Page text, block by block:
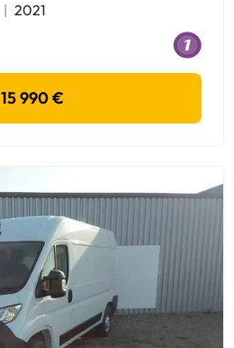
2021
15 990 €